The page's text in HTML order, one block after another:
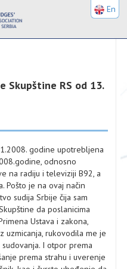
Skupštine RS od 13.
godine upotrebljena
odnosno
na radiju i televiziji B92, a
Pošto je na ovaj način
sudija Srbije čija sam
da poslanicima
Ustava i zakona,
uzmicanja, rukovodila me je
I otpor prema
prema strahu i uverenje
En